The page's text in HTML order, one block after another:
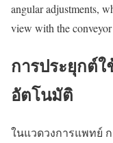
angular adjustments,
view with the
การประยุกต์
อัตโนมัติ
ในแวดวงการแพทย์